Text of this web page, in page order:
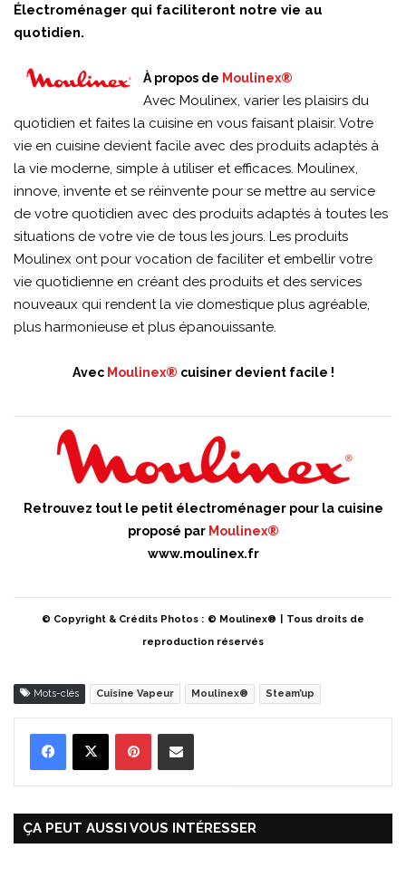
Électroménager qui faciliteront notre vie au
quotidien.
À propos de Moulinex®
Avec Moulinex, varier les plaisirs du
quotidien et faites la cuisine en vous faisant plaisir. Votre
vie en cuisine devient facile avec des produits adaptés à
la vie moderne, simple à utiliser et efficaces. Moulinex,
innove, invente et se réinvente pour se mettre au service
de votre quotidien avec des produits adaptés à toutes les
situations de votre vie de tous les jours. Les produits
Moulinex ont pour vocation de faciliter et embellir votre
vie quotidienne en créant des produits et des services
nouveaux qui rendent la vie domestique plus agréable,
plus harmonieuse et plus épanouissante.
Avec Moulinex® cuisiner devient facile !
Retrouvez tout le petit électroménager pour la cuisine
proposé par Moulinex®
www.moulinex.fr
© Copyright & Crédits Photos : © Moulinex®
Tous droits de
reproduction réservés
Mots-clés Cuisine Vapeur Moulinex® Steam’up
ÇA PEUT AUSSI VOUS INTÉRESSER